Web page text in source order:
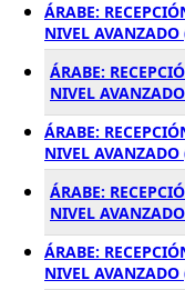
ÁRABE:
NIVEL
ÁRABE:
NIVEL
ÁRABE:
NIVEL AVANZADO
ÁRABE:
NIVEL
ÁRABE:
NIVEL